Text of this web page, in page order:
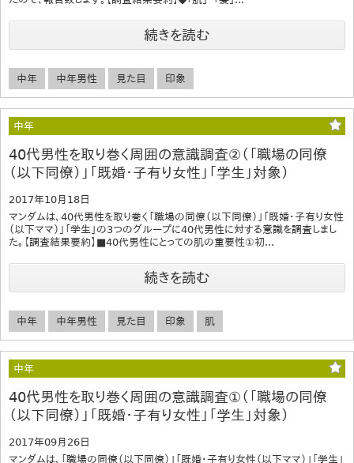
続きを読む
中年 中年男性 見た目 印象
中年
40代男性を取り巻く周囲の意識調査②（「職場の同僚
（以下同僚）」「既婚・子有り女性」「学生」対象）
2017年10月18日
マンダムは、40代男性を取り巻く「職場の同僚（以下同僚）」「既婚・子有り女性
（以下ママ）」「学生」の3つのグループに40代男性に対する意識を調査しまし
た。【調査結果要約】■40代男性にとっての肌の重要性①初...
続きを読む
中年 中年男性 見た目 印象 肌
中年
40代男性を取り巻く周囲の意識調査①（「職場の同僚
（以下同僚）」「既婚・子有り女性」「学生」対象）
2017年09月26日
マンダムは、「職場の同僚（以下同僚）」「既婚・子有り女性（以下ママ）」「学生」